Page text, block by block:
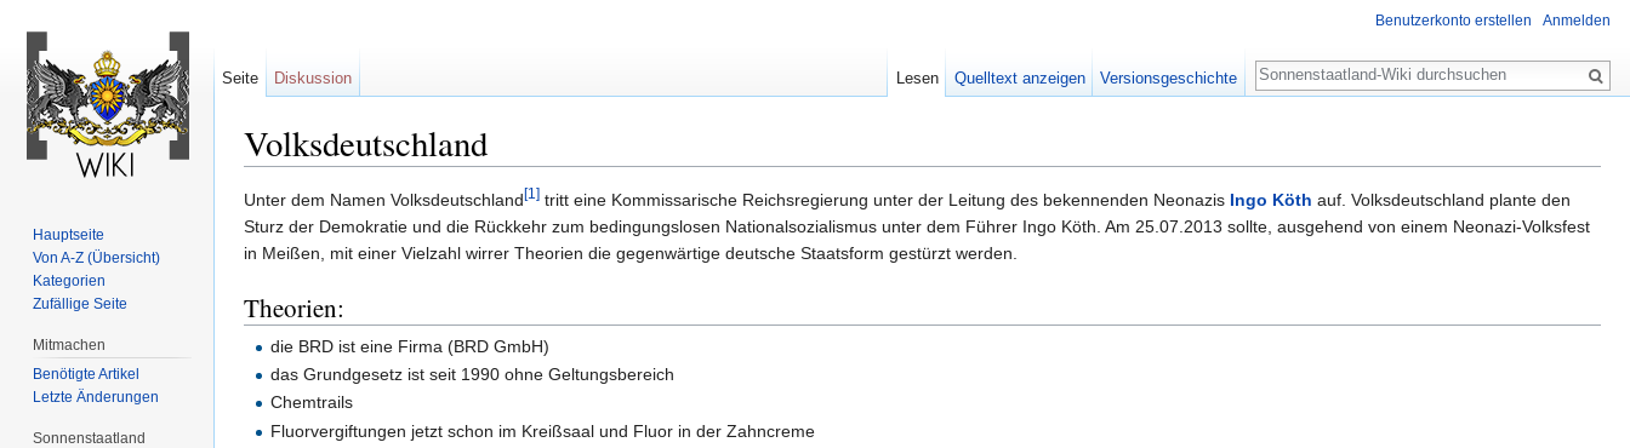
Volksdeutschland
Unter dem Namen Volksdeutschland[1] tritt eine Kommissarische Reichsregierung unter der Leitung des bekennenden Neonazis Ingo Köth auf. Volksdeutschland plante den
Sturz der Demokratie und die Rückkehr zum bedingungslosen Nationalsozialismus unter dem Führer Ingo Köth. Am 25.07.2013 sollte, ausgehend von einem Neonazi-Volksfest
in Meißen, mit einer Vielzahl wirrer Theorien die gegenwärtige deutsche Staatsform gestürzt werden.
Theorien:
die BRD ist eine Firma (BRD GmbH)
das Grundgesetz ist seit 1990 ohne Geltungsbereich
Chemtrails
Fluorvergiftungen jetzt schon im Kreißsaal und Fluor in der Zahncreme
Benutzerkonto erstellen Anmelden
Seite Diskussion Lesen Quelltext anzeigen Versionsgeschichte
Suche
Hauptseite
Von A-Z (Übersicht)
Kategorien
Zufällige Seite
Mitmachen
Benötigte Artikel
Letzte Änderungen
Sonnenstaatland